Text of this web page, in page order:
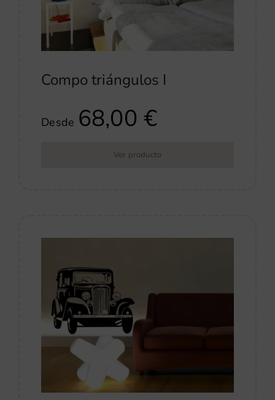
Compo triángulos I
Desde 68,00€
Ver producto